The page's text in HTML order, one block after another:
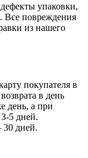
упаковки,
Все повреждения
из нашего
покупателя в
в день
день, а при
5 дней.
30 дней.